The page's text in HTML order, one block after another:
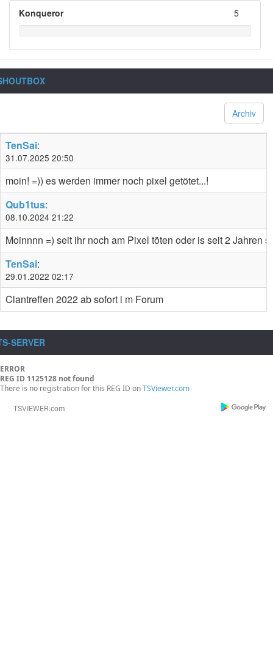
Konqueror 5
Archiv
TenSai:
31.07.2025 20:50
moin! =)) es werden immer noch pixel getötet...!
Qub1tus:
08.10.2024 21:22
Moinnnn =) seit ihr noch am Pixel töten oder is seit 2 Jahren
TenSai:
29.01.2022 02:17
Clantreffen 2022 ab sofort i m Forum
SERVER
ERROR
REG ID 1125128 not found
There is no registration for this REG ID onTSViewer.com